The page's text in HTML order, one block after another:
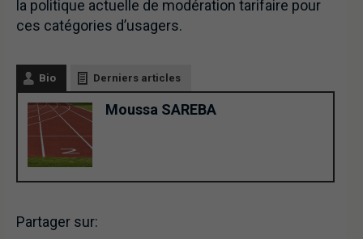
la politique actuelle de modération tarifaire pour
ces catégories d’usagers.
Bio Derniers articles
Moussa SAREBA
Partager sur: